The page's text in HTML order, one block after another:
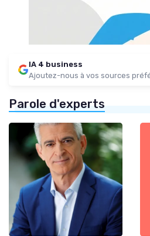
IA 4 business
Ajoutez-nous à vos sources
Parole d'experts